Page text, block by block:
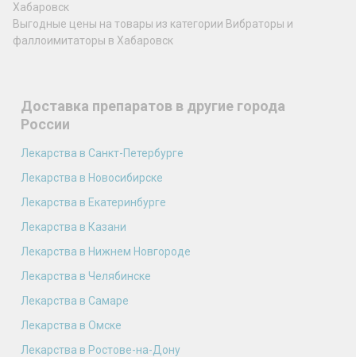
Хабаровск
Выгодные цены на товары из категории Вибраторы и
фаллоимитаторы в Хабаровск
Доставка препаратов в другие города
России
Лекарства в Санкт-Петербурге
Лекарства в Новосибирске
Лекарства в Екатеринбурге
Лекарства в Казани
Лекарства в Нижнем Новгороде
Лекарства в Челябинске
Лекарства в Самаре
Лекарства в Омске
Лекарства в Ростове-на-Дону